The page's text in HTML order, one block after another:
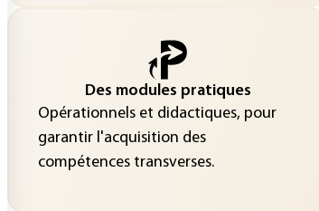
Des modules pratiques
Opérationnels et didactiques, pour
garantir l'acquisition des
compétences transverses.